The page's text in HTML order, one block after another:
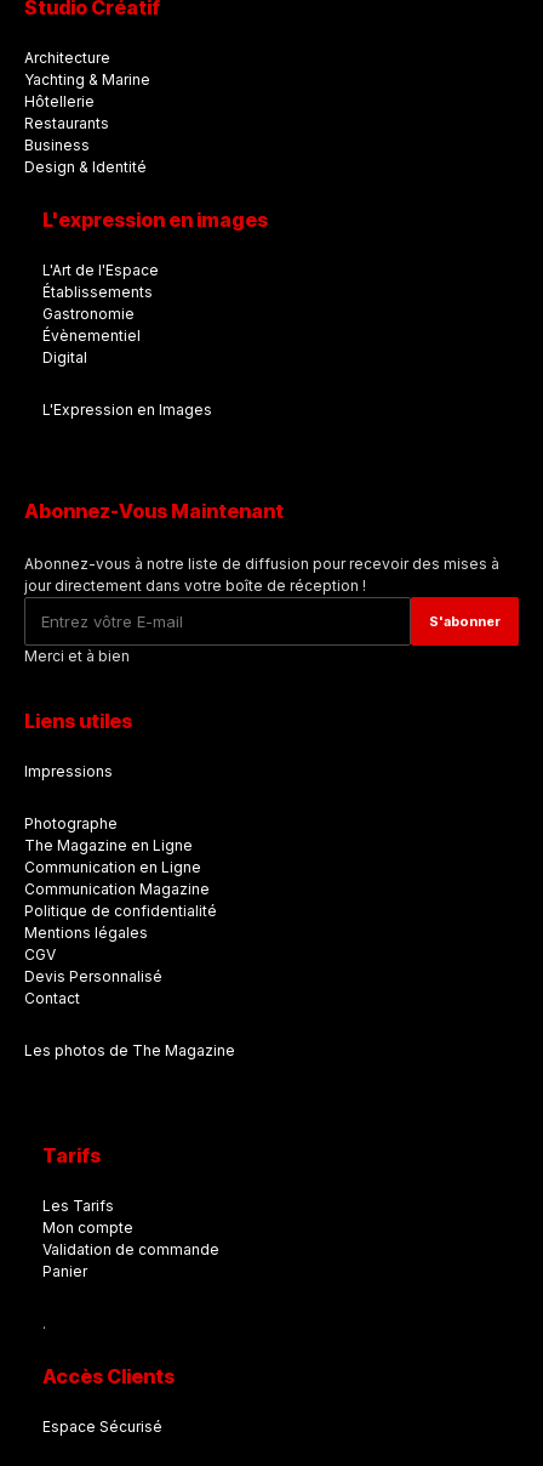
Studio Créatif
Architecture
Yachting & Marine
Hôtellerie
Restaurants
Business
Design & Identité
L'expression en images
L'Art de l'Espace
Établissements
Gastronomie
Évènementiel
Digital
L'Expression en Images
Abonnez-Vous Maintenant
Abonnez-vous à notre liste de diffusion pour recevoir des mises à
jour directement dans votre boîte de réception !
Merci et à bien
Liens utiles
Impressions
Photographe
The Magazine en Ligne
Communication en Ligne
Communication Magazine
Politique de confidentialité
Mentions légales
CGV
Devis Personnalisé
Contact
Les photos de The Magazine
Tarifs
Les Tarifs
Mon compte
Validation de commande
Panier
.
Accès Clients
Espace Sécurisé